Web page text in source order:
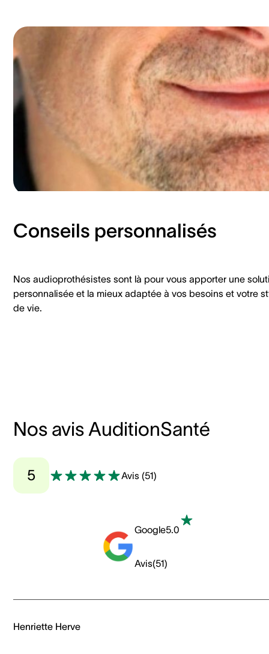
Conseils personnalisés
Nos audioprothésistes sont là pour vous apporter une
personnalisée et la mieux adaptée à vos besoins et votre
de vie.
Nos avis AuditionSanté
5 Avis (51)
Google5.0
Avis(51)
Henriette Herve